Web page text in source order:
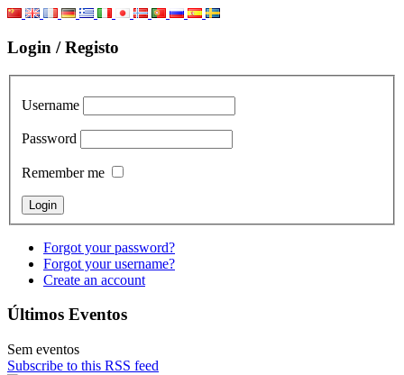
Login / Registo
Username
Password
Remember me
Forgot your password?
Forgot your username?
Create an account
Últimos Eventos
Sem eventos
Subscribe to this RSS feed